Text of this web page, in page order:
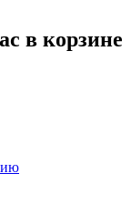
в корзине